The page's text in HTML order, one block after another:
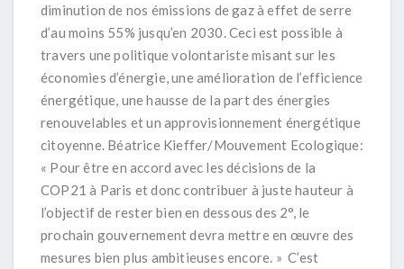
diminution de nos émissions de gaz à effet de serre
d’au moins 55% jusqu’en 2030. Ceci est possible à
travers une politique volontariste misant sur les
économies d’énergie, une amélioration de l’efficience
énergétique, une hausse de la part des énergies
renouvelables et un approvisionnement énergétique
citoyenne. Béatrice Kieffer/Mouvement Ecologique:
« Pour être en accord avec les décisions de la
COP21 à Paris et donc contribuer à juste hauteur à
l’objectif de rester bien en dessous des 2°, le
prochain gouvernement devra mettre en œuvre des
mesures bien plus ambitieuses encore. » C’est